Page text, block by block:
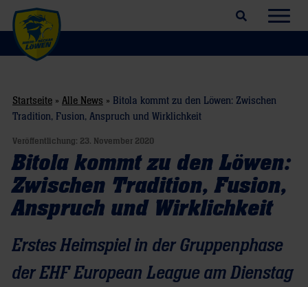
Suchfeld öffnen
Startseite » Alle News » Bitola kommt zu den Löwen: Zwischen
Tradition, Fusion, Anspruch und Wirklichkeit
Veröffentlichung: 23. November 2020
Bitola kommt zu den Löwen:
Zwischen Tradition, Fusion,
Anspruch und Wirklichkeit
Erstes Heimspiel in der Gruppenphase
der EHF European League am Dienstag